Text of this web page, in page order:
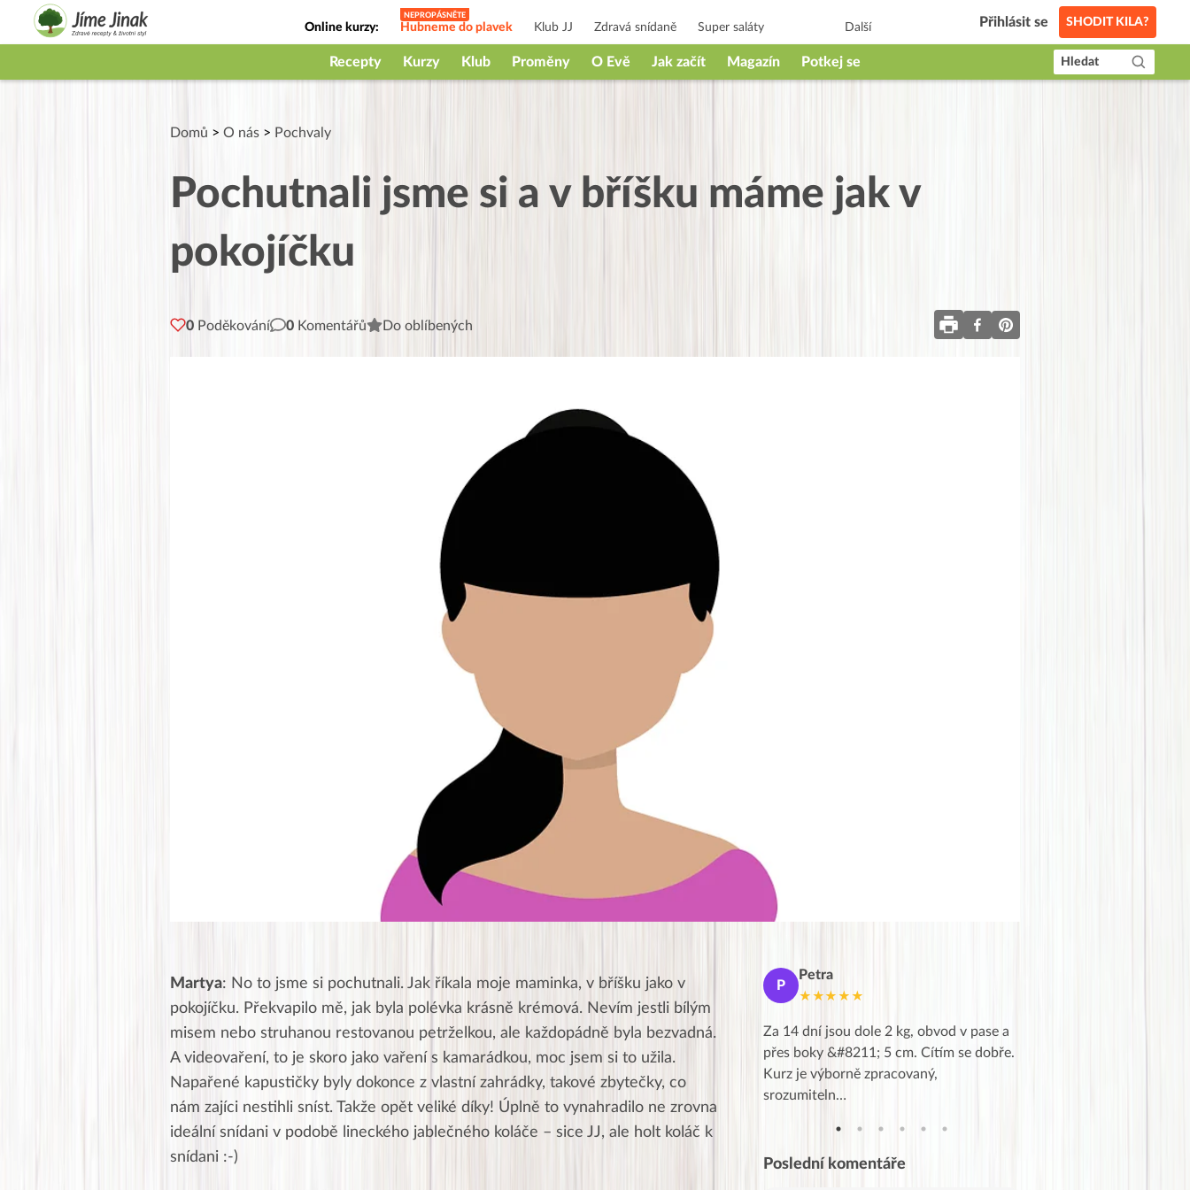
Online kurzy: Hubneme do plavek Klub JJ Zdravá snídaně Super saláty
Jak na babičky
Další Přihlásit se SHODIT KILA?
Recepty Kurzy Klub Proměny O Evě Jak začít Magazín Potkej se Hledat
Domů > O nás > Pochvaly
Pochutnali jsme si a v bříšku máme jak v
pokojíčku
0 Poděkování 0 Komentářů Do oblíbených
Martya: No to jsme si pochutnali. Jak říkala moje maminka, v bříšku jako v
pokojíčku. Překvapilo mě, jak byla polévka krásně krémová. Nevím jestli bílým
misem nebo struhanou restovanou petrželkou, ale každopádně byla bezvadná.
A videovaření, to je skoro jako vaření s kamarádkou, moc jsem si to užila.
Napařené kapustičky byly dokonce z vlastní zahrádky, takové zbytečky, co
nám zajíci nestihli sníst. Takže opět veliké díky! Úplně to vynahradilo ne zrovna
ideální snídani v podobě lineckého jablečného koláče – sice JJ, ale holt koláč k
snídani :-)
J
Jana
Moc Vám všem děkuji za krásný pátek,
obzvlášť velké poděkování, obdiv a
uznání pro hlavní dvojici Peťa a Gábi!! 👏
Posílá…
P
Petra
★★★★★
Za 14 dní jsou dole 2 kg, obvod v pase a
přes boky &#8211; 5 cm. Cítím se dobře.
Kurz je výborně zpracovaný,
srozumiteln…
Poslední komentáře